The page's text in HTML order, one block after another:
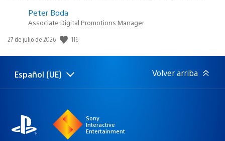
Peter Boda
Associate Digital Promotions Manager
Fecha
publicación:
27 de julio de 2026 116
Selecciona
una
Región
actual:
Español (UE) Volver arriba
Sony
Interactive
Entertainment